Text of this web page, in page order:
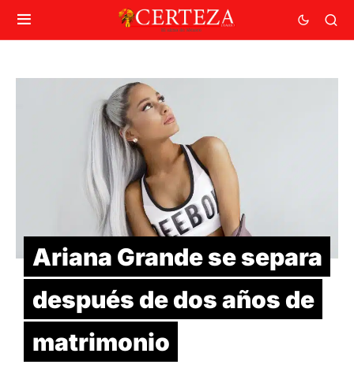
Ariana Grande se separa
después de dos años de
matrimonio